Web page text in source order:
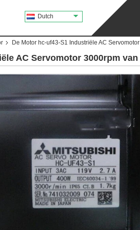
Dutch
De Motor hc-uf43-S1 Industriële AC
AC Servomotor 3000rpm